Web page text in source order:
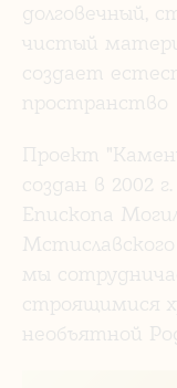
долговечный,
чистый
создает
пространство
Проект
создан в 2002
Епископа
мы
строящимися
необъятной